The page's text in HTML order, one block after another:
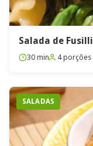
Salada de
30 min 4 porções
SALADAS